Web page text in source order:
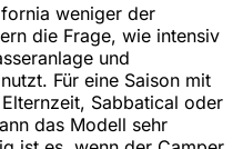
weniger der
die Frage, wie intensiv
und
Für eine Saison mit
Sabbatical oder
das Modell sehr